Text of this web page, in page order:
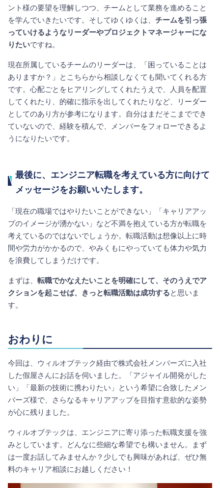
ント様の要望を理解しつつ、チームとして業務を進めること
を学んでいきたいです。そしてゆくゆくは、 チームを引っ張
っていけるようなリーダーやプロジェクトマネージャーにな
りたいですね。
現在所属しているチームのリーダーは、「困っていることは
ありますか？」とこちらから相談しなくても聞いてくれる方
です。心配ごとをヒアリングしてくれたうえで、人員を配置
してくれたり、的確に指示を出してくれたりなど、リーダー
としてのあり方が参考になります。自分はまだそこまででき
ていないので、経験を積んで、メンバーをフォローできるよ
うになりたいです。
最後に、エンジニア転職を考えている方に向けて
メッセージをお願いいたします。
「現在の職場ではやりたいことができない」「キャリアアッ
プのイメージが湧かない」など不満を抱えている方が転職を
考えているのではないでしょうか。転職活動は想像以上に時
間や労力がかかるので、やみくもにやっていても体力や気力
を浪費してしまうだけです。
まずは、 転職でかなえたいことを明確にして、そのうえでア
クションを起こせば、きっと転職活動は成功すると思いま
す。
おわりに
今回は、ウィルオブテック経由で株式会社メンバーズに入社
した假屋さんにお話を伺いました。「アジャイル開発がした
い」「最新の技術に携わりたい」という希望に合致したメン
バーズ様で、さらなるキャリアアップを目指す意欲的な姿勢
が心に残りました。
ウィルオブテックは、エンジニアに寄り添った転職支援を強
みとしています。どんなに些細な希望でも構いません。まず
は一度お話してみませんか？少しでも興味があれば、ぜひ無
料のキャリア相談にお越しください！